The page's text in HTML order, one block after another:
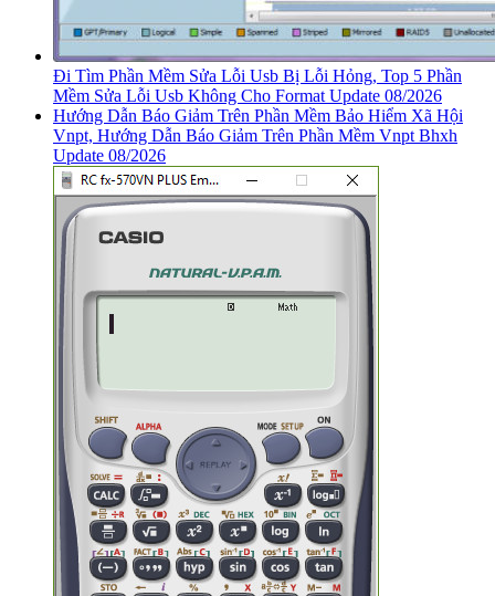
Đi Tìm Phần Mềm Sửa Lỗi Usb Bị Lỗi Hỏng, Top 5 Phần
Mềm Sửa Lỗi Usb Không Cho Format Update 08/2026
Hướng Dẫn Báo Giảm Trên Phần Mềm Bảo Hiểm Xã Hội
Vnpt, Hướng Dẫn Báo Giảm Trên Phần Mềm Vnpt Bhxh
Update 08/2026